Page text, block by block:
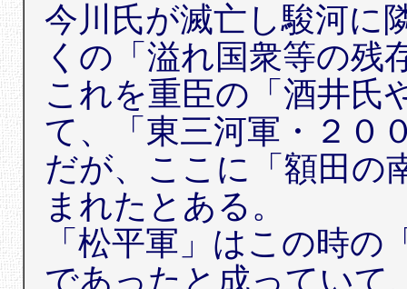
今川氏が滅亡し駿河に
くの「溢れ国衆等の残
これを重臣の「酒井氏
て、「東三河軍・２０
だが、ここに「額田の
まれたとある。
「松平軍」はこの時
であったと成っていて